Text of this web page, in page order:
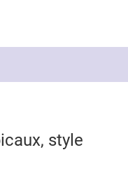
style